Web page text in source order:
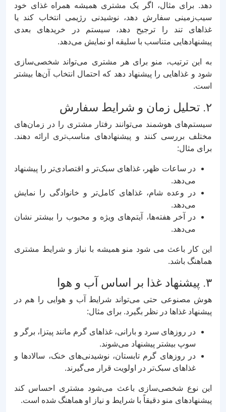
دهد. برای مثال، اگر یک مشتری همیشه همراه غذای خود
سیب‌زمینی سفارش دهد، نوشیدنی رژیمی انتخاب کند یا
غذاهای تند را ترجیح دهد، سیستم در خریدهای بعدی
پیشنهادهایی متناسب با سلیقه او نمایش می‌دهد.
به این ترتیب، منو برای هر مشتری می‌تواند شخصی‌سازی
شود و غذاهایی را پیشنهاد دهد که احتمال انتخاب آن‌ها بیشتر
است.
۲. تحلیل زمان و شرایط سفارش
سیستم‌های هوشمند می‌توانند رفتار مشتری را در زمان‌های
مختلف بررسی کنند و پیشنهادهای مناسب‌تری ارائه دهند.
برای مثال:
در ساعات ظهر، غذاهای سبک‌تر و اقتصادی‌تر را پیشنهاد
می‌دهد.
در وعده شام، غذاهای کامل‌تر و خانوادگی را نمایش
می‌دهد.
در آخر هفته‌ها، آیتم‌های ویژه و محبوب را بیشتر نشان
می‌دهد.
این کار باعث می‌ شود منو همیشه با نیاز و شرایط مشتری
هماهنگ باشد.
۳. پیشنهاد غذا بر اساس آب‌ و هوا
هوش مصنوعی حتی می‌تواند شرایط آب‌ و هوایی را هم در
پیشنهاد غذاها در نظر بگیرد. برای مثال:
در روزهای سرد و بارانی، غذاهای گرم مانند پیتزا، برگر و
سوپ بیشتر پیشنهاد می‌شوند.
در روزهای گرم تابستان، نوشیدنی‌های خنک، سالادها و
غذاهای سبک‌تر در اولویت قرار می‌گیرند.
این نوع شخصی‌سازی باعث می‌شود مشتری احساس کند
پیشنهادهای منو دقیقاً با شرایط و نیاز او هماهنگ شده است.